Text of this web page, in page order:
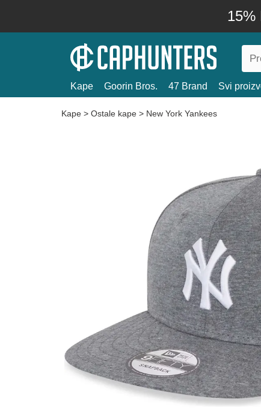
15%
Kape Goorin Bros. 47 Brand Svi
Kape > Ostale kape > New York Yankees